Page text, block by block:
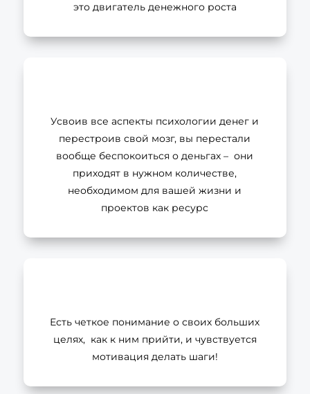
это двигатель денежного роста
Усвоив все аспекты психологии денег и
перестроив свой мозг, вы перестали
вообще беспокоиться о деньгах – они
приходят в нужном количестве,
необходимом для вашей жизни и
проектов как ресурс
Есть четкое понимание о своих больших
целях, как к ним прийти, и чувствуется
мотивация делать шаги!